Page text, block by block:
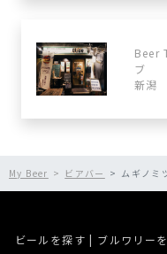
Beer
ブ
新潟
My Beer ビアバー ムギノミ
ビールを探す | ブルワリー